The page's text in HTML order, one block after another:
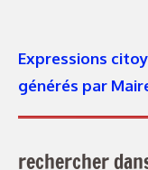
Expressions
générés par
rechercher